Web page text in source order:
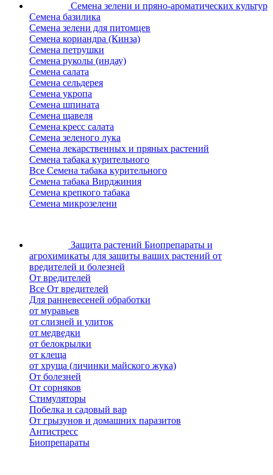
Семена зелени и пряно-ароматических культур
Семена базилика
Семена зелени для питомцев
Семена кориандра (Кинза)
Семена петрушки
Семена руколы (индау)
Семена салата
Семена сельдерея
Семена укропа
Семена шпината
Семена щавеля
Семена кресс салата
Семена зеленого лука
Семена лекарственных и пряных растений
Семена табака курительного
Все Семена табака курительного
Семена табака Вирджиния
Семена крепкого табака
Семена микрозелени
Защита растений Биопрепараты и
агрохимикаты для защиты ваших растений от
вредителей и болезней
От вредителей
Все От вредителей
Для ранневесеней обработки
от муравьев
от слизней и улиток
от медведки
от белокрылки
от клеща
от хруща (личинки майского жука)
От болезней
От сорняков
Стимуляторы
Побелка и садовый вар
От грызунов и домашних паразитов
Антистресс
Биопрепараты